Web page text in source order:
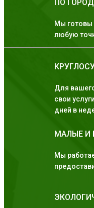
ПО
Мы готовы
любую
Для
свои
дней в
МАЛЫЕ И
Мы